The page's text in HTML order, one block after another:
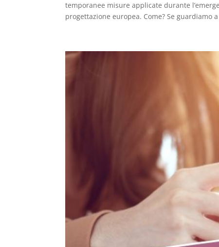
temporanee misure applicate durante
progettazione europea. Come? Se guardiamo